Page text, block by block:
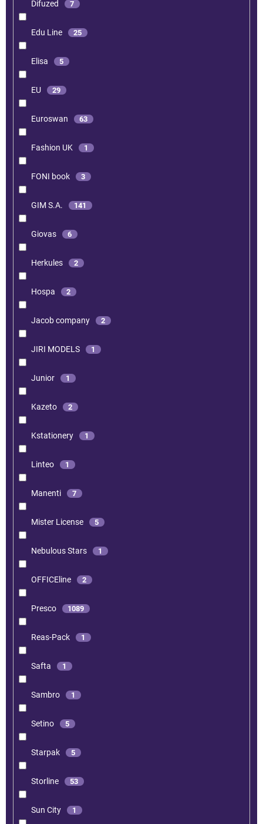
Difuzed 7
Edu Line 25
Elisa 5
EU 29
Euroswan 63
Fashion UK 1
FONI book 3
GIM S.A. 141
Giovas 6
Herkules 2
Hospa 2
Jacob company 2
JIRI MODELS 1
Junior 1
Kazeto 2
Kstationery 1
Linteo 1
Manenti 7
Mister License 5
Nebulous Stars 1
OFFICEline 2
Presco 1089
Reas-Pack 1
Safta 1
Sambro 1
Setino 5
Starpak 5
Storline 53
Sun City 1